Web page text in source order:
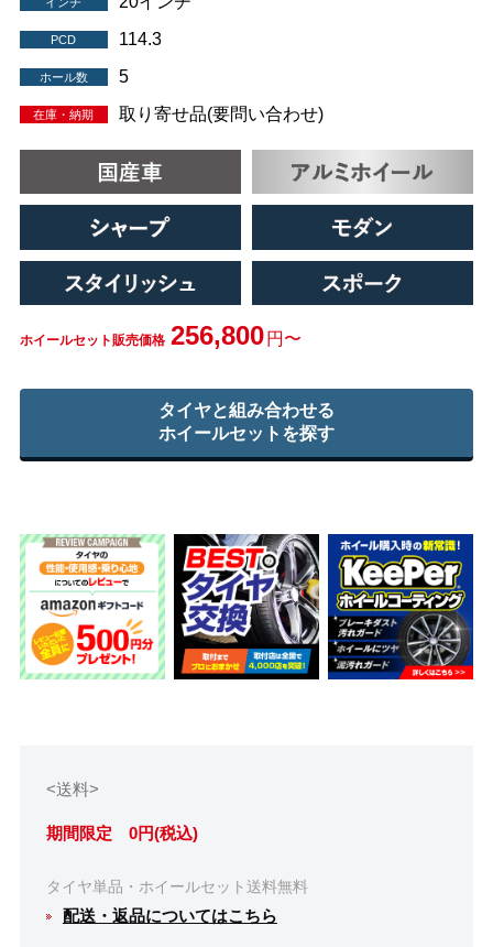
PCD 114.3
ホール数 5
在庫・納期 取り寄せ品(要問い合わせ)
ホイールセット販売価格 256,800 円〜
タイヤと組み合わせる
ホイールセットを探す
<送料>
期間限定 0円(税込)
タイヤ単品・ホイールセット送料無料
配送・返品についてはこちら